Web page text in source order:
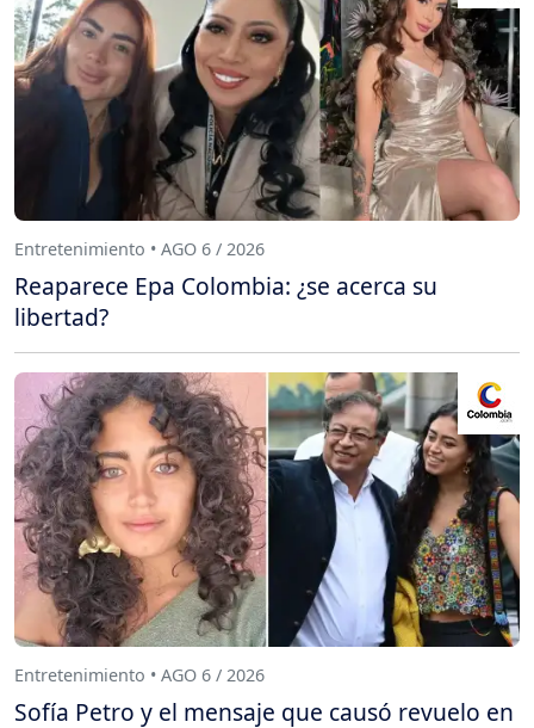
Entretenimiento • AGO 6 / 2026
Reaparece Epa Colombia: ¿se acerca su
libertad?
Entretenimiento • AGO 6 / 2026
Sofía Petro y el mensaje que causó revuelo en